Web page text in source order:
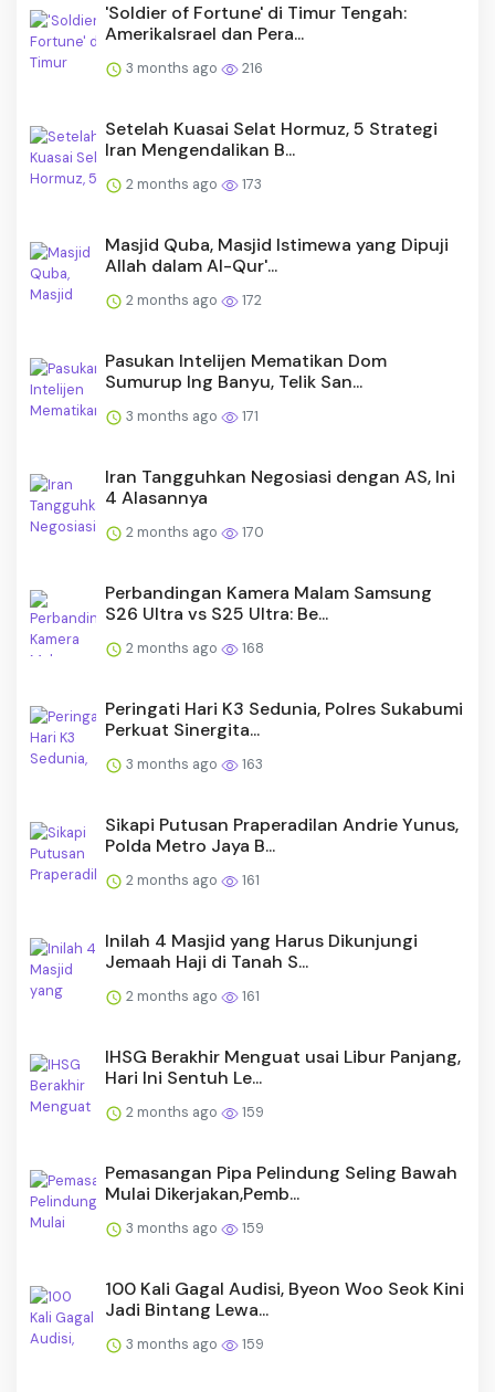
'Soldier of Fortune' di Timur Tengah:
AmerikaIsrael dan Pera...
3 months ago 216
Setelah Kuasai Selat Hormuz, 5 Strategi
Iran Mengendalikan B...
2 months ago 173
Masjid Quba, Masjid Istimewa yang Dipuji
Allah dalam Al-Qur'...
2 months ago 172
Pasukan Intelijen Mematikan Dom
Sumurup Ing Banyu, Telik San...
3 months ago 171
Iran Tangguhkan Negosiasi dengan AS, Ini
4 Alasannya
2 months ago 170
Perbandingan Kamera Malam Samsung
S26 Ultra vs S25 Ultra: Be...
2 months ago 168
Peringati Hari K3 Sedunia, Polres Sukabumi
Perkuat Sinergita...
3 months ago 163
Sikapi Putusan Praperadilan Andrie Yunus,
Polda Metro Jaya B...
2 months ago 161
Inilah 4 Masjid yang Harus Dikunjungi
Jemaah Haji di Tanah S...
2 months ago 161
IHSG Berakhir Menguat usai Libur Panjang,
Hari Ini Sentuh Le...
2 months ago 159
Pemasangan Pipa Pelindung Seling Bawah
Mulai Dikerjakan,Pemb...
3 months ago 159
100 Kali Gagal Audisi, Byeon Woo Seok Kini
Jadi Bintang Lewa...
3 months ago 159